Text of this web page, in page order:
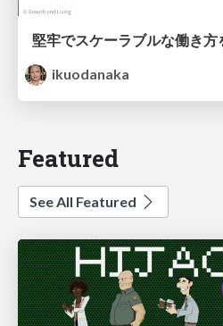
堅牢でスケーラブルな働き方
ikuodanaka
Featured
See All Featured